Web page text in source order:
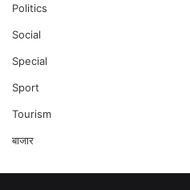
Politics
Social
Special
Sport
Tourism
बाजार